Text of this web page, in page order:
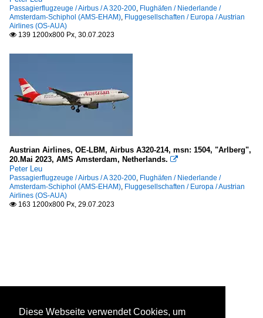
Passagierflugzeuge / Airbus / A 320-200, Flughäfen / Niederlande /
Amsterdam-Schiphol (AMS-EHAM), Fluggesellschaften / Europa / Austrian
Airlines (OS-AUA)
 139 1200x800 Px, 30.07.2023
Austrian Airlines, OE-LBM, Airbus A320-214, msn: 1504, "Arlberg",
20.Mai 2023, AMS Amsterdam, Netherlands. 
Peter Leu
Passagierflugzeuge / Airbus / A 320-200, Flughäfen / Niederlande /
Amsterdam-Schiphol (AMS-EHAM), Fluggesellschaften / Europa / Austrian
Airlines (OS-AUA)
 163 1200x800 Px, 29.07.2023
Diese Webseite verwendet Cookies, um